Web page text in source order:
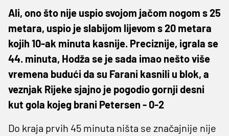
Ali, ono što nije uspio svojom jačom nogom s 25
metara, uspio je slabijom lijevom s 20 metara
kojih 10-ak minuta kasnije. Preciznije, igrala se
44. minuta, Hodža se je sada imao nešto više
vremena budući da su Farani kasnili u blok, a
veznjak Rijeke sjajno je pogodio gornji desni
kut gola kojeg brani Petersen - 0-2
Do kraja prvih 45 minuta ništa se značajnije nije